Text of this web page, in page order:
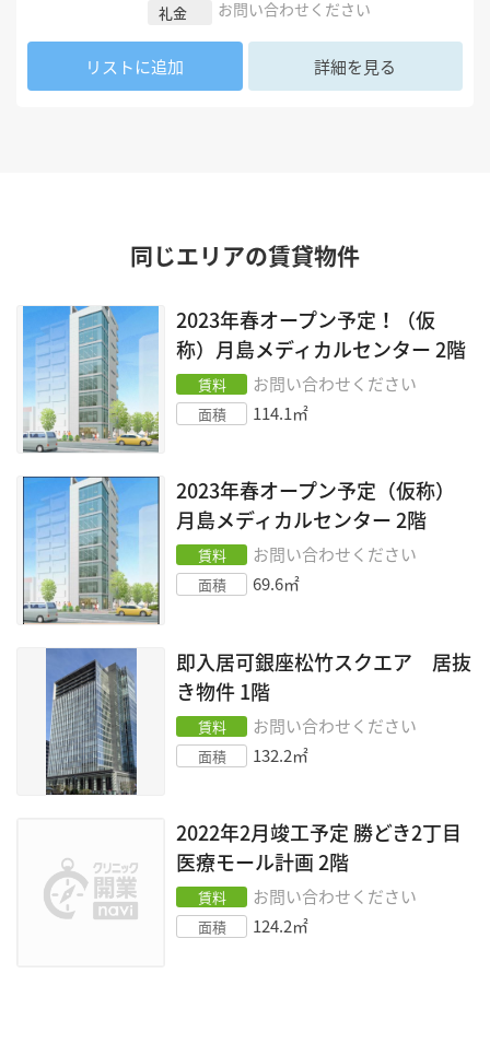
礼金 お問い合わせください
リストに追加 詳細を見る
同じエリアの賃貸物件
2023年春オープン予定！（仮
称）月島メディカルセンター2階
賃料 お問い合わせください
面積 114.1㎡
2023年春オープン予定（仮称）
月島メディカルセンター2階
賃料 お問い合わせください
面積 69.6㎡
即入居可銀座松竹スクエア 居抜
き物件1階
賃料 お問い合わせください
面積 132.2㎡
2022年2月竣工予定 勝どき2丁目
医療モール計画2階
賃料 お問い合わせください
面積 124.2㎡